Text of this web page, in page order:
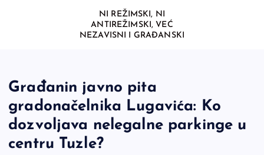
NI REŽIMSKI, NI
ANTIREŽIMSKI, VEĆ
NEZAVISNI I GRAĐANSKI
Građanin javno pita
gradonačelnika Lugavića: Ko
dozvoljava nelegalne parkinge u
centru Tuzle?